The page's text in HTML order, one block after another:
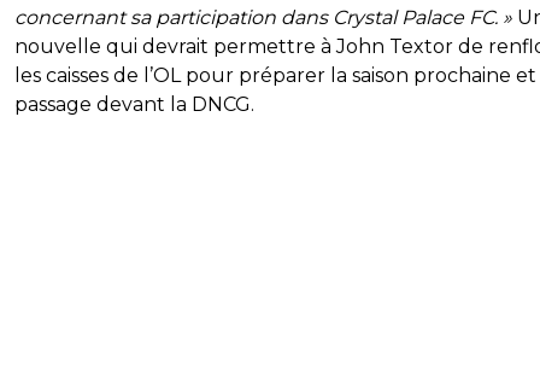
concernant sa participation dans Crystal Palace FC. »
nouvelle qui devrait permettre à John Textor de
les caisses de l’OL pour préparer la saison prochaine
passage devant la DNCG.